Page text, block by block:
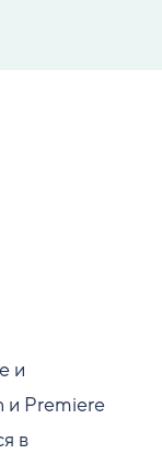
и
и Premiere
в